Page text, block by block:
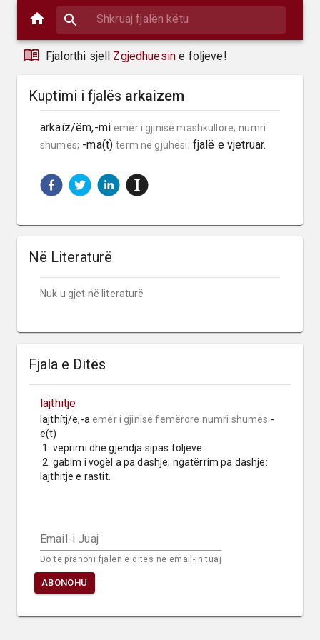
Fjalorthi sjell Zgjedhuesin e foljeve!
Kuptimi i fjalës arkaizem
arkaíz/ëm,-mi emër i gjinisë mashkullore; numri
shumës; -ma(t) term në gjuhësi; fjalë e vjetruar.
Në Literaturë
Nuk u gjet në literaturë
Fjala e Ditës
lajthitje
lajthítj/e,-a emër i gjinisë femërore numri shumës -
e(t)
2. gabim i vogël a pa dashje; ngatërrim pa dashje:
lajthitje e rastit.
Email-i Juaj
Do të pranoni fjalën e ditës në email-in tuaj
ABONOHU